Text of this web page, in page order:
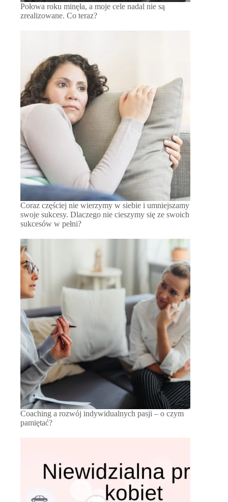
Połowa roku minęła, a moje cele nadal nie są
zrealizowane. Co teraz?
Coraz częściej nie wierzymy w siebie i umniejszamy
swoje sukcesy. Dlaczego nie cieszymy się ze swoich
sukcesów w pełni?
Coaching a rozwój indywidualnych pasji – o czym
pamiętać?